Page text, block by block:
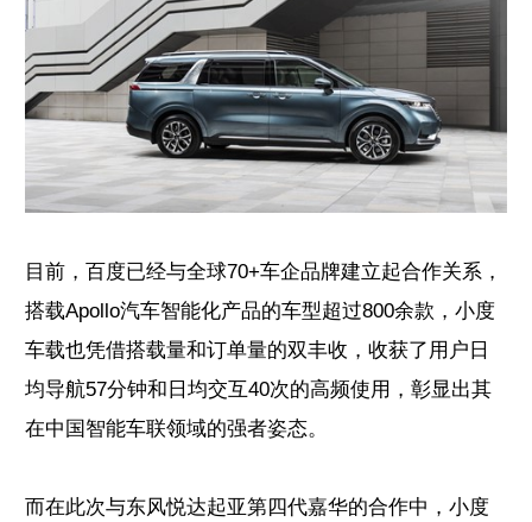
目前，百度已经与全球70+车企品牌建立起合作关系，
搭载Apollo汽车智能化产品的车型超过800余款，小度
车载也凭借搭载量和订单量的双丰收，收获了用户日
均导航57分钟和日均交互40次的高频使用，彰显出其
在中国智能车联领域的强者姿态。
而在此次与东风悦达起亚第四代嘉华的合作中，小度